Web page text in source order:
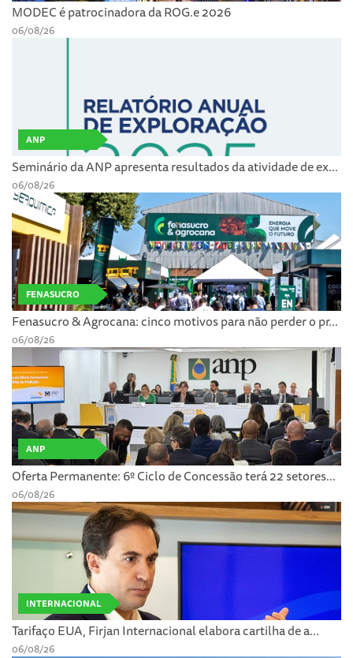
MODEC é patrocinadora da ROG.e 2026
06/08/26
ANP
Seminário da ANP apresenta resultados da atividade de ex...
06/08/26
FENASUCRO
Fenasucro & Agrocana: cinco motivos para não perder o pr...
06/08/26
ANP
Oferta Permanente: 6º Ciclo de Concessão terá 22 setores...
06/08/26
INTERNACIONAL
Tarifaço EUA, Firjan Internacional elabora cartilha de a...
06/08/26